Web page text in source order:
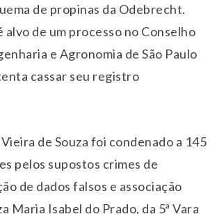
de propinas da Odebrecht.
alvo de um processo no Conselho
e Agronomia de São Paulo
cassar seu registro
de Souza foi condenado a 145
pelos supostos crimes de
de dados falsos e associação
Maria Isabel do Prado, da 5ª Vara